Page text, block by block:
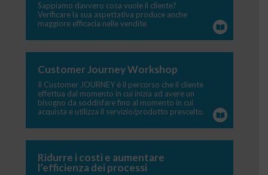
Sappiamo davvero cosa vuole il cliente?
Verificare la sua aspettativa produce anche
maggiore efficacia nelle vendite
Customer Journey Workshop
Il Customer JOURNEY è il percorso che il cliente
effettua dal momento in cui inizia ad avere un
bisogno da soddisfare fino al momento in cui
acquista e utilizza il servizio/prodotto prescelto.
Ridurre i costi e aumentare
l’efficienza dei processi